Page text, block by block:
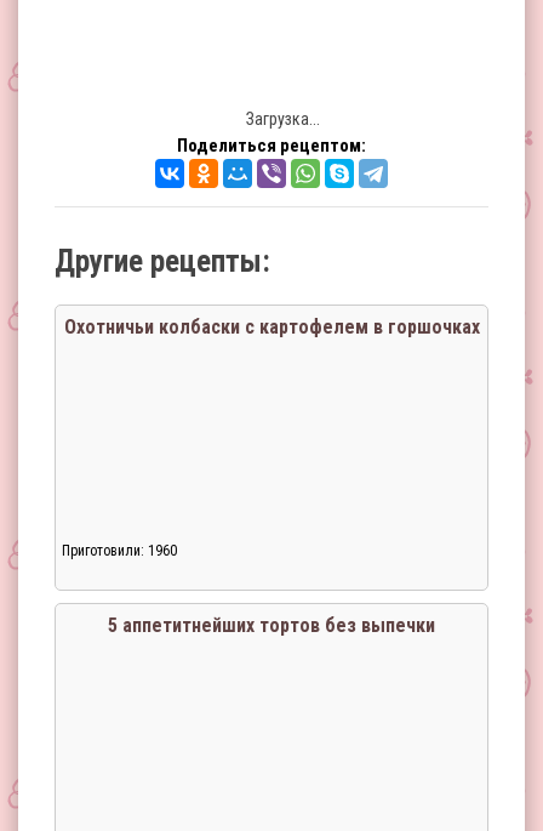
Загрузка...
Поделиться рецептом:
Другие рецепты:
Охотничьи колбаски с картофелем в горшочках
Приготовили: 1960
5 аппетитнейших тортов без выпечки